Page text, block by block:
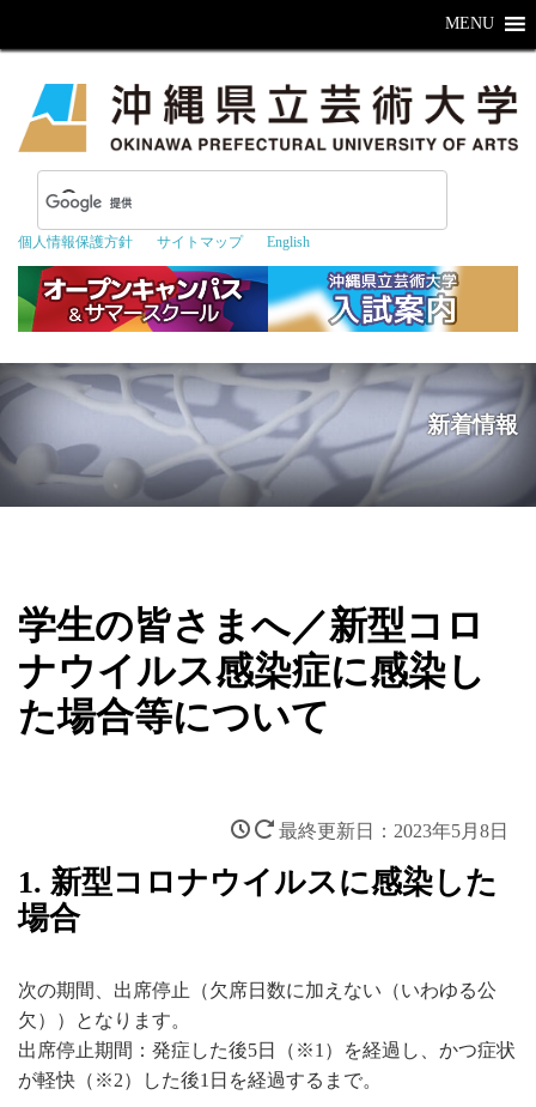
個人情報保護方針 サイトマップ English
MENU
新着情報
学生の皆さまへ／新型コロ
ナウイルス感染症に感染し
た場合等について
2023年5月8日
1. 新型コロナウイルスに感染した
場合
次の期間、出席停止（欠席日数に加えない（いわゆる公
欠））となります。
出席停止期間：発症した後5日（※1）を経過し、かつ症状
が軽快（※2）した後1日を経過するまで。